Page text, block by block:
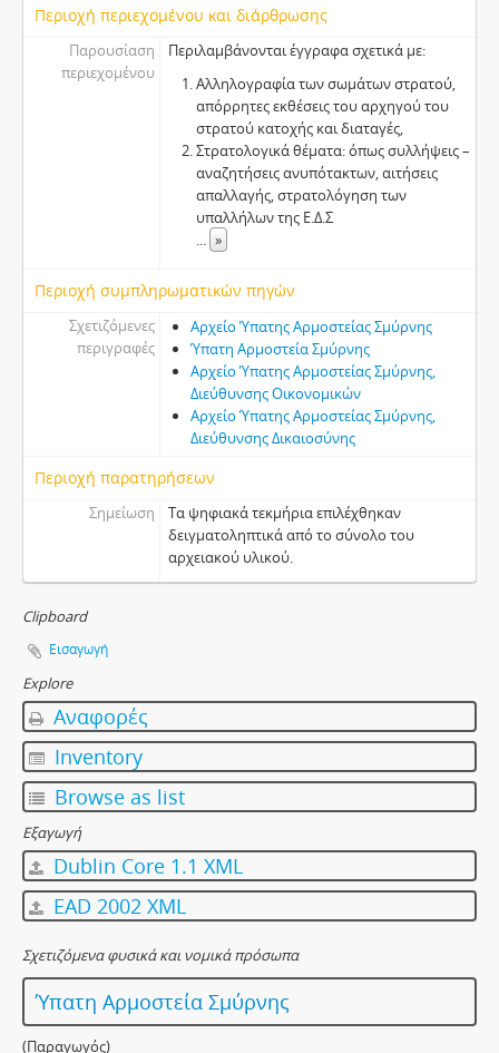
Περιοχή περιεχομένου και διάρθρωσης
Παρουσίαση
περιεχομένου
Περιλαμβάνονται έγγραφα σχετικά με:
Αλληλογραφία των σωμάτων στρατού,
απόρρητες εκθέσεις του αρχηγού του
στρατού κατοχής και διαταγές,
Στρατολογικά θέματα: όπως συλλήψεις –
αναζητήσεις ανυπότακτων, αιτήσεις
απαλλαγής, στρατολόγηση των
υπαλλήλων της Ε.Δ.Σ
... »
Περιοχή συμπληρωματικών πηγών
Σχετιζόμενες
περιγραφές
Αρχείο Ύπατης Αρμοστείας Σμύρνης
Ύπατη Αρμοστεία Σμύρνης
Αρχείο Ύπατης Αρμοστείας Σμύρνης,
Διεύθυνσης Οικονομικών
Αρχείο Ύπατης Αρμοστείας Σμύρνης,
Διεύθυνσης Δικαιοσύνης
Περιοχή παρατηρήσεων
Σημείωση
Τα ψηφιακά τεκμήρια επιλέχθηκαν
δειγματοληπτικά από το σύνολο του
αρχειακού υλικού.
Clipboard
Εισαγωγή
Explore
Αναφορές
Inventory
Browse as list
Εξαγωγή
Dublin Core 1.1 XML
EAD 2002 XML
Σχετιζόμενα φυσικά και νομικά πρόσωπα
Ύπατη Αρμοστεία Σμύρνης
(Παραγωγός)